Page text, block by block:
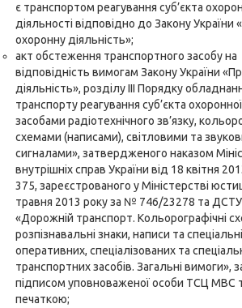
є транспортом реагування суб’єкта
діяльності відповідно до Закону України
охоронну діяльність»;
акт обстеження транспортного засобу на
відповідність вимогам Закону України
діяльність», розділу III Порядку
транспорту реагування суб’єкта
засобами радіотехнічного зв’язку,
схемами (написами), світловими та
сигналами», затвердженого наказом
внутрішніх справ України від 18 квітня
375, зареєстрованого у Міністерстві
травня 2013 року за № 746/23278 та
«Дорожній транспорт. Кольорографічні
розпізнавальні знаки, написи та
оперативних, спеціалізованих та
транспортних засобів. Загальні вимоги»,
підписом уповноваженої особи ТСЦ МВС
печаткою;